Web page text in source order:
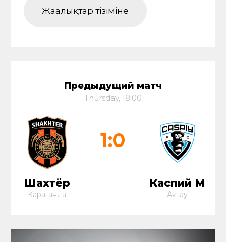
Жаңалықтар тізіміне
Предыдущий матч
Thursday, 18:00
Шахтёр
Караганда
1:0
Каспий М
Актау